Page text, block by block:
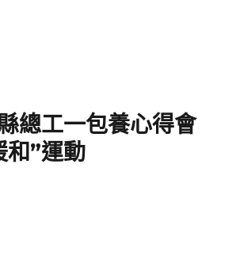
總工一包養心得會
和”運動